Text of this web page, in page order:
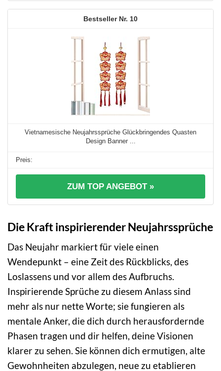
10
Vietnamesische Neujahrssprüche Glückbringendes Quasten
Design Banner ...
ZUM TOP ANGEBOT »
Die Kraft inspirierender Neujahrssprüche
Das Neujahr markiert für viele einen
Wendepunkt – eine Zeit des Rückblicks, des
Loslassens und vor allem des Aufbruchs.
Inspirierende Sprüche zu diesem Anlass sind
mehr als nur nette Worte; sie fungieren als
mentale Anker, die dich durch herausfordernde
Phasen tragen und dir helfen, deine Visionen
klarer zu sehen. Sie können dich ermutigen, alte
Gewohnheiten abzulegen, neue zu etablieren